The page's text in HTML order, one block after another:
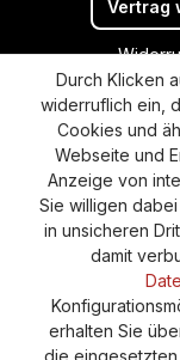
Vertrag
Versand und
Durch Klicken
widerruflich ein,
Cookies und
Webseite und
Anzeige von
Sie willigen
in unsicheren
damit
erhalten Sie
die eingesetzten